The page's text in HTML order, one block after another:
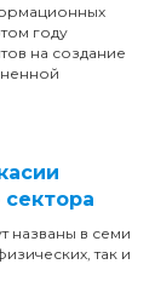
году
на создание
названы в семи
так и